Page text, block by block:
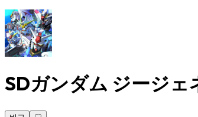
SDガンダム ジージ